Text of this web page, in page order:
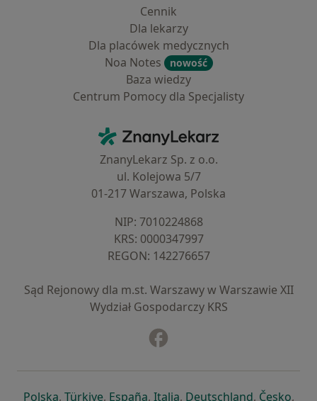
Cennik
Dla lekarzy
Dla placówek medycznych
Noa Notes
nowość
Baza wiedzy
Centrum Pomocy dla Specjalisty
ZnanyLekarz - Strona główna
ZnanyLekarz Sp. z o.o.
ul. Kolejowa 5/7
01-217 Warszawa, Polska
NIP: ⁠7010224868
KRS: ⁠0000347997
REGON: ⁠142276657
Sąd Rejonowy dla m.st. Warszawy w Warszawie XII
Wydział Gospodarczy KRS
Polskaotwiera się w nowej karcie
, Türkiyeotwiera się w nowej karcie
, Españaotwiera się w nowej karcie
, Italiaotwiera się w nowej
, Deutschlandotwiera się
, Česko,